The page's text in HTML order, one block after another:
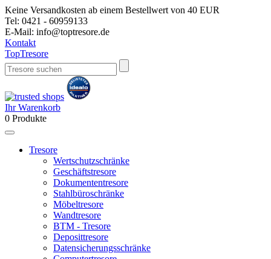
Keine Versandkosten ab einem Bestellwert von 40 EUR
Tel: 0421 - 60959133
E-Mail: info@toptresore.de
Kontakt
TopTresore
Ihr Warenkorb
0 Produkte
Tresore
Wertschutzschränke
Geschäftstresore
Dokumententresore
Stahlbüroschränke
Möbeltresore
Wandtresore
BTM - Tresore
Deposittresore
Datensicherungsschränke